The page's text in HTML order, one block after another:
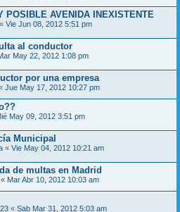
POSIBLE AVENIDA INEXISTENTE
« Vie Jun 08, 2012 5:51 pm
al conductor
May 22, 2012 1:08 pm
por una empresa
Jue May 17, 2012 10:27 pm
May 09, 2012 3:51 pm
Municipal
« Vie May 04, 2012 10:21 am
de multas en Madrid
« Mar Abr 10, 2012 10:03 am
« Sab Mar 31, 2012 5:03 am